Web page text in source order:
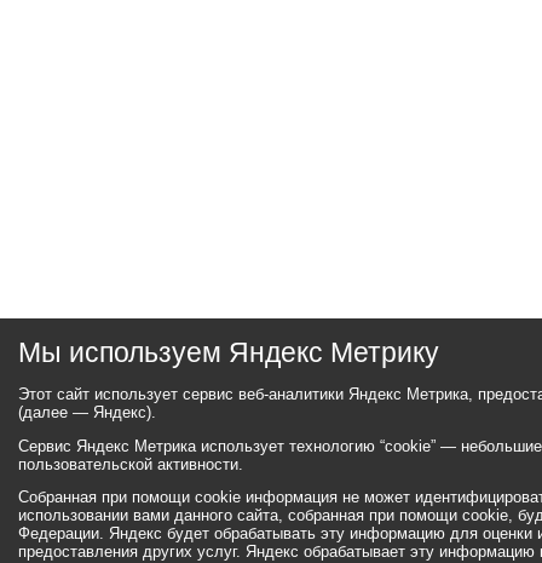
Мы используем Яндекс Метрику
Этот сайт использует сервис веб-аналитики Яндекс Метрика,
(далее — Яндекс).
Сервис Яндекс Метрика использует технологию “cookie” —
пользовательской активности.
Собранная при помощи cookie информация не может
использовании вами данного сайта, собранная при помощи cookie,
Федерации. Яндекс будет обрабатывать эту информацию для оценки
предоставления других услуг. Яндекс обрабатывает эту